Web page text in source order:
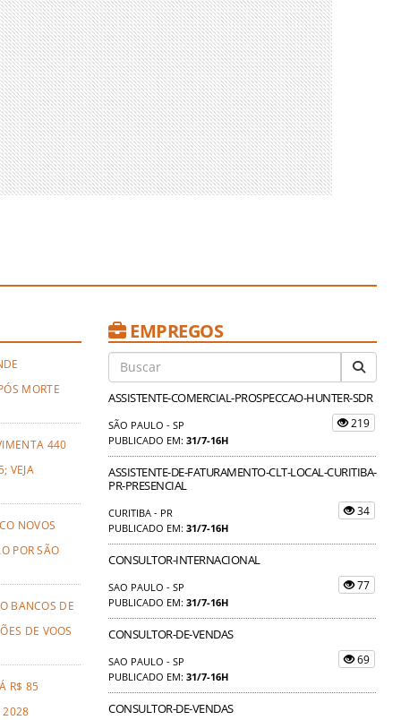
MORTE
440
VEJA
NOVOS
POR SÃO
BANCOS DE
DE VOOS
R$ 85
2028
EMPREGOS
ASSISTENTE-COMERCIAL-PROSPECCAO-HUNTER-SDR
SÃO PAULO - SP
PUBLICADO EM: 31/7-16H
219
ASSISTENTE-DE-FATURAMENTO-CLT-LOCAL-CURITIBA-
PR-PRESENCIAL
CURITIBA - PR
PUBLICADO EM: 31/7-16H
34
CONSULTOR-INTERNACIONAL
SAO PAULO - SP
PUBLICADO EM: 31/7-16H
77
CONSULTOR-DE-VENDAS
SAO PAULO - SP
PUBLICADO EM: 31/7-16H
69
CONSULTOR-DE-VENDAS